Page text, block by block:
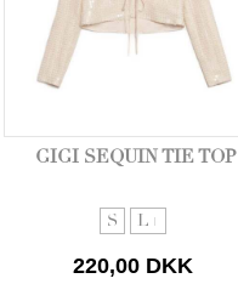
GIGI SEQUIN TIE TOP
S L+
220,00 DKK